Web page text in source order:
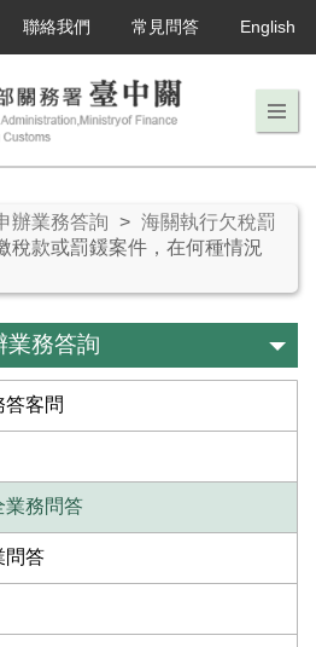
聯絡我們 常見問答 English
辦業務答詢 > 海關執行欠稅罰
稅款或罰鍰案件，在何種情況
業務答詢
客問
業務問答
問答